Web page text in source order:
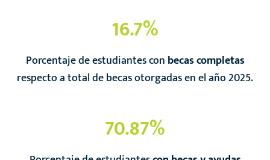
16.7%
Porcentaje de estudiantes con becas completas
respecto a total de becas otorgadas en el año 2025.
70.87%